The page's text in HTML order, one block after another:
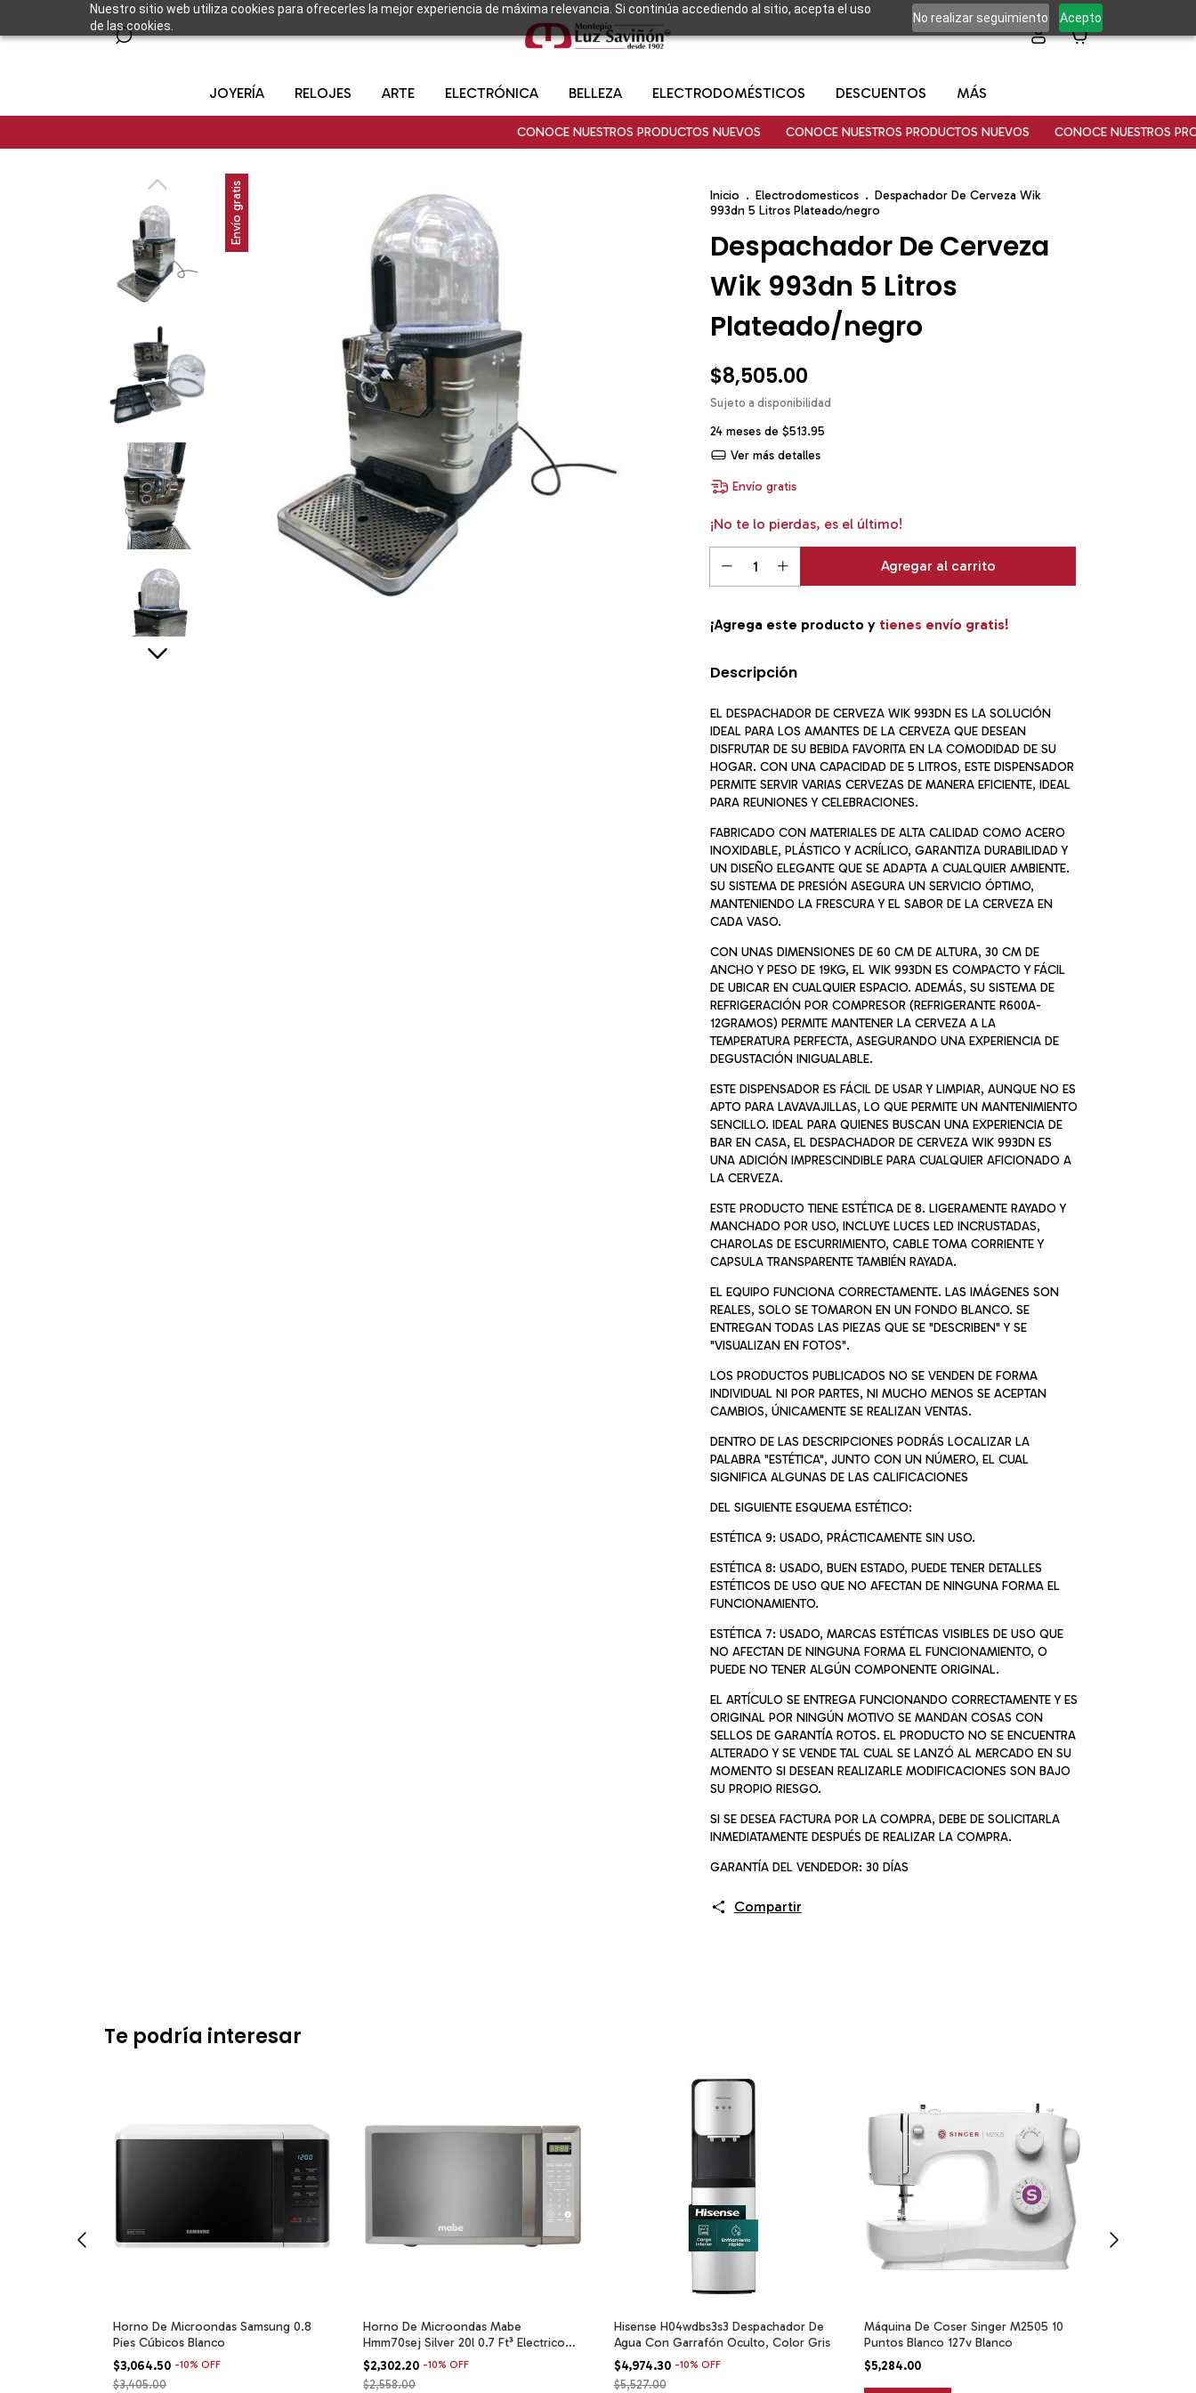
Nuestro sitio web utiliza cookies para ofrecerles la mejor experiencia de máxima relevancia. Si continúa accediendo al sitio, acepta el uso
de las cookies.
No realizar seguimiento Acepto
0
JOYERÍA RELOJES ARTE ELECTRÓNICA BELLEZA ELECTRODOMÉSTICOS DESCUENTOS MÁS
CONOCE NUESTROS PRODUCTOS NUEVOS CONOCE NUESTROS PRODUCTOS NUEVOS CONOCE NUESTROS
Envío gratis Inicio . Electrodomesticos . Despachador De Cerveza Wik
993dn 5 Litros Plateado/negro
Despachador De Cerveza
Wik 993dn 5 Litros
Plateado/negro
$8,505.00
24 meses de $513.95
Ver más detalles
Envío gratis
¡No te lo pierdas, es el último!
¡Agrega este producto y tienes envío gratis!
Descripción
EL DESPACHADOR DE CERVEZA WIK 993DN ES LA SOLUCIÓN
IDEAL PARA LOS AMANTES DE LA CERVEZA QUE DESEAN
DISFRUTAR DE SU BEBIDA FAVORITA EN LA COMODIDAD DE SU
HOGAR. CON UNA CAPACIDAD DE 5 LITROS, ESTE DISPENSADOR
PERMITE SERVIR VARIAS CERVEZAS DE MANERA EFICIENTE, IDEAL
PARA REUNIONES Y CELEBRACIONES.
FABRICADO CON MATERIALES DE ALTA CALIDAD COMO ACERO
INOXIDABLE, PLÁSTICO Y ACRÍLICO, GARANTIZA DURABILIDAD Y
UN DISEÑO ELEGANTE QUE SE ADAPTA A CUALQUIER AMBIENTE.
SU SISTEMA DE PRESIÓN ASEGURA UN SERVICIO ÓPTIMO,
MANTENIENDO LA FRESCURA Y EL SABOR DE LA CERVEZA EN
CADA VASO.
CON UNAS DIMENSIONES DE 60 CM DE ALTURA, 30 CM DE
ANCHO Y PESO DE 19KG, EL WIK 993DN ES COMPACTO Y FÁCIL
DE UBICAR EN CUALQUIER ESPACIO. ADEMÁS, SU SISTEMA DE
REFRIGERACIÓN POR COMPRESOR (REFRIGERANTE R600A-
12GRAMOS) PERMITE MANTENER LA CERVEZA A LA
TEMPERATURA PERFECTA, ASEGURANDO UNA EXPERIENCIA DE
DEGUSTACIÓN INIGUALABLE.
ESTE DISPENSADOR ES FÁCIL DE USAR Y LIMPIAR, AUNQUE NO ES
APTO PARA LAVAVAJILLAS, LO QUE PERMITE UN MANTENIMIENTO
SENCILLO. IDEAL PARA QUIENES BUSCAN UNA EXPERIENCIA DE
BAR EN CASA, EL DESPACHADOR DE CERVEZA WIK 993DN ES
UNA ADICIÓN IMPRESCINDIBLE PARA CUALQUIER AFICIONADO A
LA CERVEZA.
ESTE PRODUCTO TIENE ESTÉTICA DE 8. LIGERAMENTE RAYADO Y
MANCHADO POR USO, INCLUYE LUCES LED INCRUSTADAS,
CHAROLAS DE ESCURRIMIENTO, CABLE TOMA CORRIENTE Y
CAPSULA TRANSPARENTE TAMBIÉN RAYADA.
EL EQUIPO FUNCIONA CORRECTAMENTE. LAS IMÁGENES SON
REALES, SOLO SE TOMARON EN UN FONDO BLANCO. SE
ENTREGAN TODAS LAS PIEZAS QUE SE "DESCRIBEN" Y SE
"VISUALIZAN EN FOTOS".
LOS PRODUCTOS PUBLICADOS NO SE VENDEN DE FORMA
INDIVIDUAL NI POR PARTES, NI MUCHO MENOS SE ACEPTAN
CAMBIOS, ÚNICAMENTE SE REALIZAN VENTAS.
DENTRO DE LAS DESCRIPCIONES PODRÁS LOCALIZAR LA
PALABRA "ESTÉTICA", JUNTO CON UN NÚMERO, EL CUAL
SIGNIFICA ALGUNAS DE LAS CALIFICACIONES
DEL SIGUIENTE ESQUEMA ESTÉTICO:
ESTÉTICA 9: USADO, PRÁCTICAMENTE SIN USO.
ESTÉTICA 8: USADO, BUEN ESTADO, PUEDE TENER DETALLES
ESTÉTICOS DE USO QUE NO AFECTAN DE NINGUNA FORMA EL
FUNCIONAMIENTO.
ESTÉTICA 7: USADO, MARCAS ESTÉTICAS VISIBLES DE USO QUE
NO AFECTAN DE NINGUNA FORMA EL FUNCIONAMIENTO, O
PUEDE NO TENER ALGÚN COMPONENTE ORIGINAL.
EL ARTÍCULO SE ENTREGA FUNCIONANDO CORRECTAMENTE Y ES
ORIGINAL POR NINGÚN MOTIVO SE MANDAN COSAS CON
SELLOS DE GARANTÍA ROTOS. EL PRODUCTO NO SE ENCUENTRA
ALTERADO Y SE VENDE TAL CUAL SE LANZÓ AL MERCADO EN SU
MOMENTO SI DESEAN REALIZARLE MODIFICACIONES SON BAJO
SU PROPIO RIESGO.
SI SE DESEA FACTURA POR LA COMPRA, DEBE DE SOLICITARLA
INMEDIATAMENTE DESPUÉS DE REALIZAR LA COMPRA.
GARANTÍA DEL VENDEDOR: 30 DÍAS
Compartir
Te podría interesar
Horno De Microondas Samsung 0.8
Pies Cúbicos Blanco
$3,064.50 -10% OFF
$3,405.00
Horno De Microondas Mabe
Hmm70sej Silver 20l 0.7 Ft³ Electrico
De Mesa
$2,302.20 -10%OFF
$2,558.00
Hisense H04wdbs3s3 Despachador De
Agua Con Garrafón Oculto, Color Gris
$4,974.30 -10% OFF
$5,527.00
Máquina De Coser Singer M2505 10
Puntos Blanco 127v Blanco
$5,284.00